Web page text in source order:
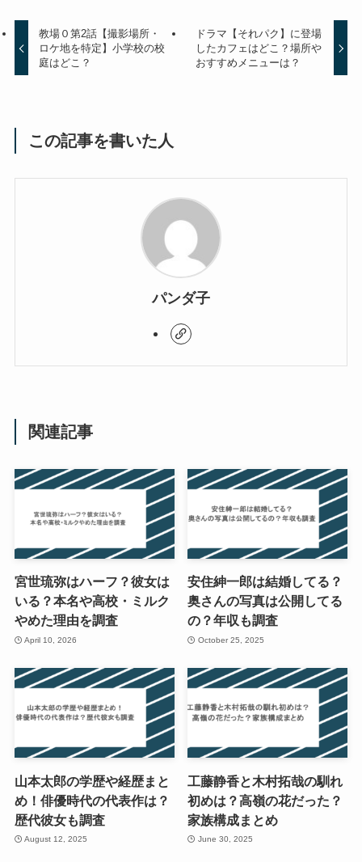
教場０第2話【撮影場所・
ロケ地を特定】小学校の校
庭はどこ？
ドラマ【それパク】に登場
したカフェはどこ？場所や
おすすめメニューは？
この記事を書いた人
パンダ子
関連記事
宮世琉弥はハーフ？彼女は
いる？本名や高校・ミルク
やめた理由を調査
April 10, 2026
安住紳一郎は結婚してる？
奥さんの写真は公開してる
の？年収も調査
October 25, 2025
山本太郎の学歴や経歴まと
め！俳優時代の代表作は？
歴代彼女も調査
August 12, 2025
工藤静香と木村拓哉の馴れ
初めは？高嶺の花だった？
家族構成まとめ
June 30, 2025